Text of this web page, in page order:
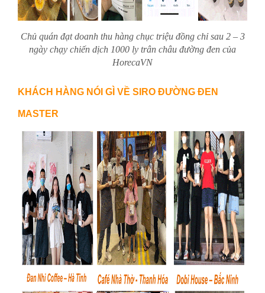
Chủ quán đạt doanh thu hàng chục triệu đồng chỉ sau 2 – 3
ngày chạy chiến dịch 1000 ly trân châu đường đen của
HorecaVN
KHÁCH HÀNG NÓI GÌ VỀ SIRO ĐƯỜNG ĐEN
MASTER